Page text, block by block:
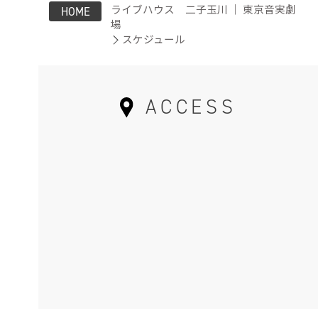
HOME
ライブハウス 二子玉川 ｜ 東京音実劇
場
スケジュール
ACCESS